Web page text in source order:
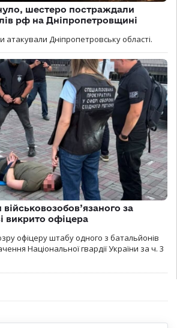
шестеро постраждали
рф на Дніпропетровщині
атакували Дніпропетровську області.
за
викрито офіцера
офіцеру штабу одного з батальйонів
Національної гвардії України за ч. 3